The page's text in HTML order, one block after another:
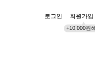
로그인 회원가입
+10,000원